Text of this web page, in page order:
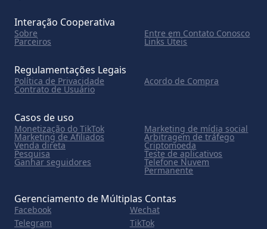
Interação Cooperativa
Sobre Entre em Contato Conosco
Parceiros Links Úteis
Regulamentações Legais
Política de Privacidade Acordo de Compra
Contrato de Usuário
Casos de uso
Monetização do TikTok Marketing de mídia social
Marketing de Afiliados Arbitragem de tráfego
Venda direta Criptomoeda
Pesquisa Teste de aplicativos
Ganhar seguidores Telefone Nuvem
Permanente
Gerenciamento de Múltiplas Contas
Facebook
Wechat
Telegram
TikTok